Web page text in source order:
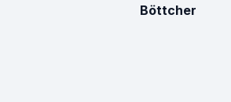
Böttcher